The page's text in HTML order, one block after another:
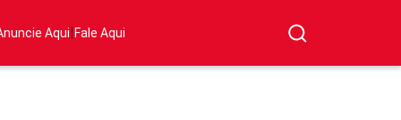
Aqui|Fale Aqui